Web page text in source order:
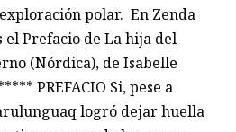
polar. En Zenda
el Prefacio de La hija del
(Nórdica), de Isabelle
PREFACIO Si, pese a
logró dejar huella